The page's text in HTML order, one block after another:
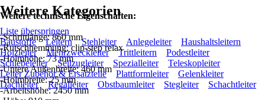
Weitere technische Eigenschaften:
-Schrittlänge: 860 mm
-Rutschhemmung: clip-step relax
-Holmhöhe: 73 mm
-Untere Außenbreite: 460 mm
-Holmbreite: 25 mm
-Arbeitshöhe: 2450 mm
Weitere Kategorien
Liste überspringen
Baustoffe
Leitern Stehleiter Anlegeleiter
Haushaltsleitern
Holzleiter
Mehrzweckleiter Trittleitern
Podestleiter
Schiebeleiter
Seilzugleiter Spezialleiter
Teleskopleiter
Leiter Zubehör & Ersatzteile
Plattformleiter
Gelenkleiter
Dachleiter
Regalleiter Obstbaumleiter Stegleiter Schachtleiter